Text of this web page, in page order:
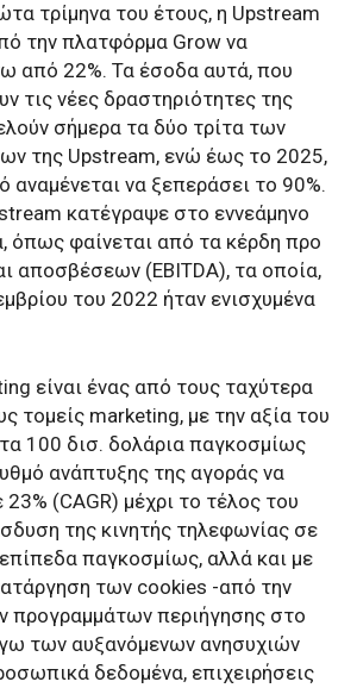
τρίμηνα του έτους, η Upstream
την πλατφόρμα Grow να
από 22%. Τα έσοδα αυτά, που
τις νέες δραστηριότητες της
σήμερα τα δύο τρίτα των
της Upstream, ενώ έως το 2025,
να ξεπεράσει το 90%.
κατέγραψε στο εννεάμηνο
όπως φαίνεται από τα κέρδη προ
αποσβέσεων (EBITDA), τα οποία,
του 2022 ήταν ενισχυμένα
είναι ένας από τους ταχύτερα
τομείς marketing, με την αξία του
100 δισ. δολάρια παγκοσμίως
ανάπτυξης της αγοράς να
(CAGR) μέχρι το τέλος του
της κινητής τηλεφωνίας σε
παγκοσμίως, αλλά και με
των cookies -από την
προγραμμάτων περιήγησης στο
των αυξανόμενων ανησυχιών
δεδομένα, επιχειρήσεις